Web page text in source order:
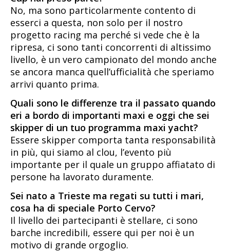
No, ma sono particolarmente contento di
esserci a questa, non solo per il nostro
progetto racing ma perché si vede che è la
ripresa, ci sono tanti concorrenti di altissimo
livello, è un vero campionato del mondo anche
se ancora manca quell’ufficialità che speriamo
arrivi quanto prima.
Quali sono le differenze tra il passato quando
eri a bordo di importanti maxi e oggi che sei
skipper di un tuo programma maxi yacht?
Essere skipper comporta tanta responsabilità
in più, qui siamo al clou, l’evento più
importante per il quale un gruppo affiatato di
persone ha lavorato duramente.
Sei nato a Trieste ma regati su tutti i mari,
cosa ha di speciale Porto Cervo?
Il livello dei partecipanti è stellare, ci sono
barche incredibili, essere qui per noi è un
motivo di grande orgoglio.